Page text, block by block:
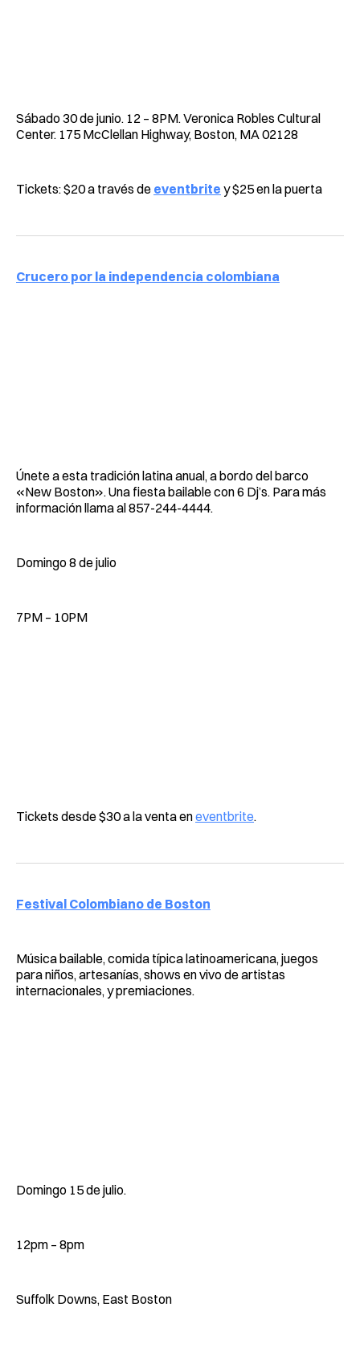
Sábado 30 de junio. 12 – 8PM. Veronica Robles Cultural
Center. 175 McClellan Highway, Boston, MA 02128
Tickets: $20 a través de eventbrite y $25 en la puerta
Crucero por la independencia colombiana
Únete a esta tradición latina anual, a bordo del barco
«New Boston». Una fiesta bailable con 6 Dj’s. Para más
información llama al 857-244-4444.
Domingo 8 de julio
7PM – 10PM
Tickets desde $30 a la venta eneventbrite.
Festival Colombiano de Boston
Música bailable, comida típica latinoamericana, juegos
para niños, artesanías, shows en vivo de artistas
internacionales, y premiaciones.
Domingo 15 de julio.
12pm – 8pm
Suffolk Downs, East Boston